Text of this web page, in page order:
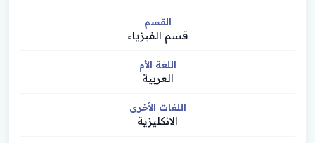
القسم
قسم الفيزياء
اللغة الأم
العربية
اللغات الأخرى
الانكليزية